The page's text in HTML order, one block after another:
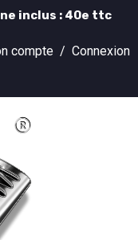
inclus : 40e ttc
compte / Connexion